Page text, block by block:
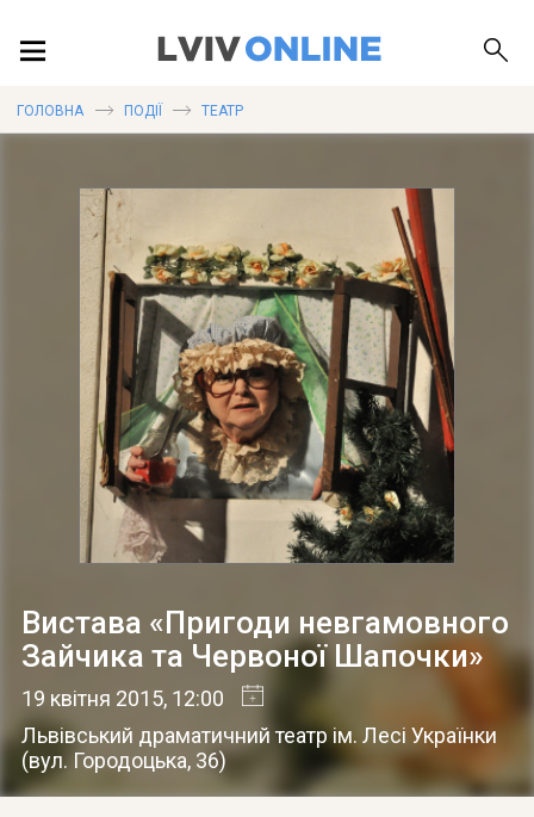
ПУБЛІКАЦІЇ
ДОВІДКА
ГОЛОВНА ПОДІЇ ТЕАТР
Вистава «Пригоди невгамовного
Зайчика та Червоної Шапочки»
19 квітня 2015, 12:00
Львівський драматичний театр ім. Лесі Українки
(вул. Городоцька, 36)